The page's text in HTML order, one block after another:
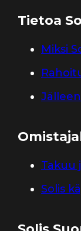
Tietoa
Miksi
Takuu
Solis